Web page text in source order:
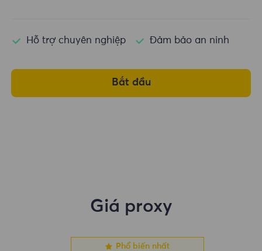
Hỗ trợ chuyên nghiệp Đảm bảo an ninh
Bắt đầu
Giá proxy
Phổ biến nhất